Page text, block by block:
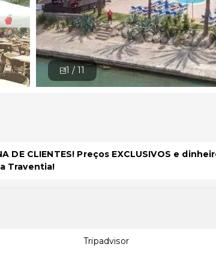
1 /11
DE CLIENTES! Preços EXCLUSIVOS e
Traventia!
Tripadvisor